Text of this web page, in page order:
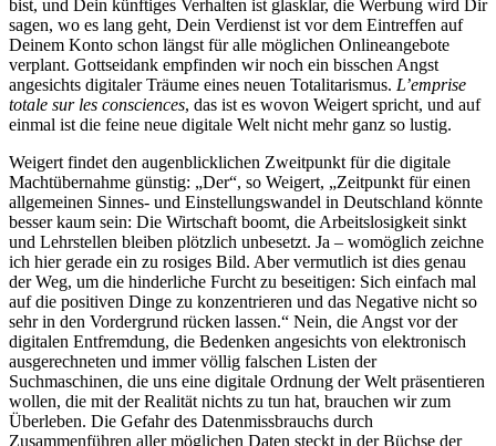
bist, und Dein künftiges Verhalten ist glasklar, die Werbung wird Dir
sagen, wo es lang geht, Dein Verdienst ist vor dem Eintreffen auf
Deinem Konto schon längst für alle möglichen Onlineangebote
verplant. Gottseidank empfinden wir noch ein bisschen Angst
angesichts digitaler Träume eines neuen Totalitarismus. L’emprise
totale sur les consciences, das ist es wovon Weigert spricht, und auf
einmal ist die feine neue digitale Welt nicht mehr ganz so lustig.
Weigert findet den augenblicklichen Zweitpunkt für die digitale
Machtübernahme günstig: „Der“, so Weigert, „Zeitpunkt für einen
allgemeinen Sinnes- und Einstellungswandel in Deutschland könnte
besser kaum sein: Die Wirtschaft boomt, die Arbeitslosigkeit sinkt
und Lehrstellen bleiben plötzlich unbesetzt. Ja – womöglich zeichne
ich hier gerade ein zu rosiges Bild. Aber vermutlich ist dies genau
der Weg, um die hinderliche Furcht zu beseitigen: Sich einfach mal
auf die positiven Dinge zu konzentrieren und das Negative nicht so
sehr in den Vordergrund rücken lassen.“ Nein, die Angst vor der
digitalen Entfremdung, die Bedenken angesichts von elektronisch
ausgerechneten und immer völlig falschen Listen der
Suchmaschinen, die uns eine digitale Ordnung der Welt präsentieren
wollen, die mit der Realität nichts zu tun hat, brauchen wir zum
Überleben. Die Gefahr des Datenmissbrauchs durch
Zusammenführen aller möglichen Daten steckt in der Büchse der